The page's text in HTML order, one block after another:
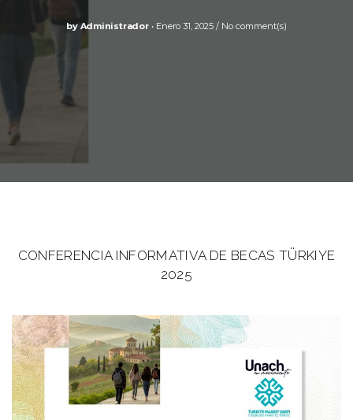
byAdministrador Enero 31, 2025 No comment(s)
CONFERENCIA INFORMATIVA DE BECAS TÜRKIYE
2025